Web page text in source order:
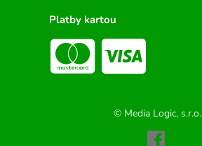
Platby kartou
© Media Logic, s.r.o.